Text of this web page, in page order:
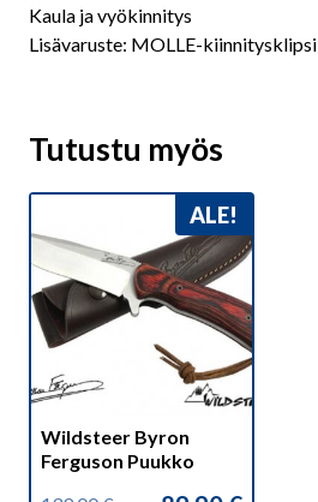
Kaula ja vyökinnitys
Lisävaruste: MOLLE-kiinnitysklipsi
Tutustu myös
ALE!
Wildsteer Byron
Ferguson Puukko